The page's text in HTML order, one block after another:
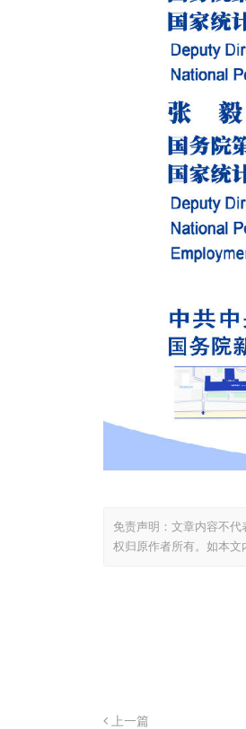
免责声明：文章内容不
权归原作者所有。如本文
上一篇